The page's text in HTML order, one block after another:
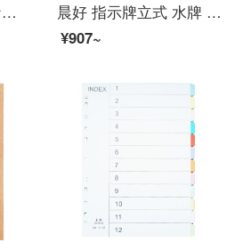
康百E 8107ファスナータイプ増値税領収書にファイル袋を挟む財務領収書の収納バッグは透明12個/バッグです。
晨好 指示牌立式 水牌 告示牌广告牌 伸缩 360度旋转 A4 金色
¥907~